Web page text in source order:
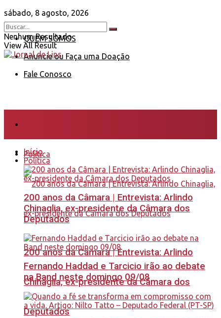
sábado, 8 agosto, 2026
QUEM SOMOS
Anuncie ou Faça uma Doação
Fale Conosco
Nenhum Resultado
View All Result
Política
200 anos da Câmara | Entrevista: Arlindo
Chinaglia, ex-presidente da Câmara dos
Deputados
Início
Política
200 anos da Câmara | Entrevista: Arlindo
Chinaglia, ex-presidente da Câmara dos
Deputados
Fernando Haddad e Tarcicio irão ao debate
na Band neste domingo 09/08